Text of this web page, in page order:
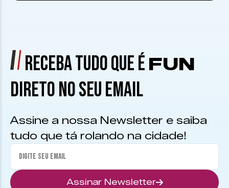
RECEBA TUDO QUE É FUN
DIRETO NO SEU EMAIL
Assine a nossa Newsletter e saiba
tudo que tá rolando na cidade!
Assinar Newsletter